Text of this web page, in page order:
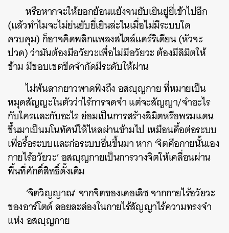
หรือหากจะให้ยอกย้อนแย้งจนยับเยินยู่ยี่เข้าไปอีก
(แล้วทำไมจะไม่ย่นยับยี่เยินล่ะในเมื่อไม่มีระบบใด
ควบคุม) ก็อาจคิดพลิกแพลงสไตล์แดร์ริเดียน (หัวจะ
ปวด) ว่ามันต้องมีอวัยวะเพื่อไม่มีอวัยวะ ต้องมีลิมิตให้
ข้าม มีขอบเขตขีดจำกัดมีระดับให้ผ่าน
ไม่พ้นลากยาวพาดพิงถึง อสญฺญกาย ที่หมายเป็น
หมุดสัญญะในตัวว่าไร้การจดจำ แต่จะสัญญา/จำอะไร
กับใครและกับอะไร ย่อมเป็นการสร้างลิมิตหรือพรมแดน
ขึ้นมาเป็นมโนทัศน์ให้ไหลผ่านข้ามไป เหมือนดื้อต่อระบบ
เพื่อรื้อระบบและก่อระบบอื่นขึ้นมา หาก ‘จิตคือกายนั้นเอง
กายไร้อวัยวะ’ อสญฺญกายเป็นการวางจิตให้เคลื่อนผ่าน
พื้นที่ศักดิ์สิทธิ์ดั้งเดิม
‘จิตวิญญาณ’ จากจิตของเดอเลิซ จากกายไร้อวัยวะ
ของอาร์โตด์ ลอยละล่องในกายไร้สัญญาไร้ความทรงจำ
แห่ง อสญฺญกาย